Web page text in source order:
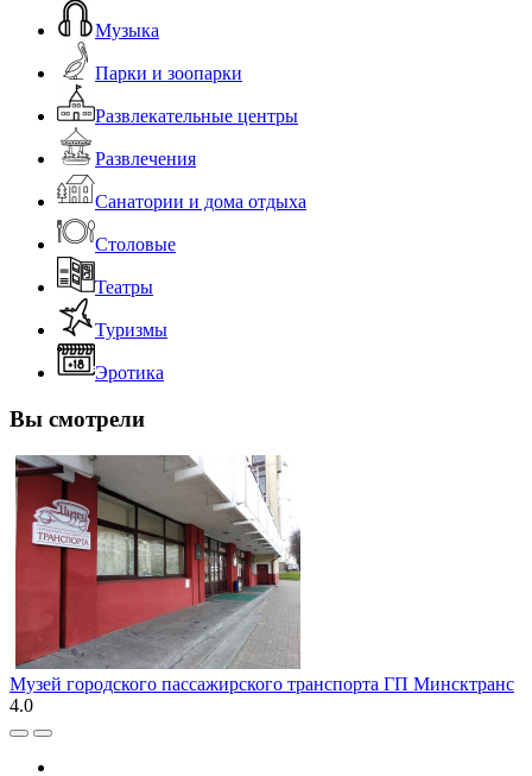
Музыка
Парки и зоопарки
Развлекательные центры
Развлечения
Санатории и дома отдыха
Столовые
Театры
Туризмы
Эротика
Вы смотрели
Музей городского пассажирского транспорта ГП Минсктранс
4.0